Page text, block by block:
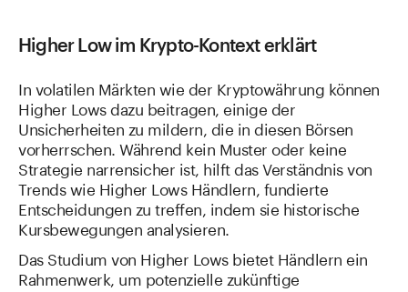
Higher Low im Krypto-Kontext erklärt
In volatilen Märkten wie der Kryptowährung können
Higher Lows dazu beitragen, einige der
Unsicherheiten zu mildern, die in diesen Börsen
vorherrschen. Während kein Muster oder keine
Strategie narrensicher ist, hilft das Verständnis von
Trends wie Higher Lows Händlern, fundierte
Entscheidungen zu treffen, indem sie historische
Kursbewegungen analysieren.
Das Studium von Higher Lows bietet Händlern ein
Rahmenwerk, um potenzielle zukünftige